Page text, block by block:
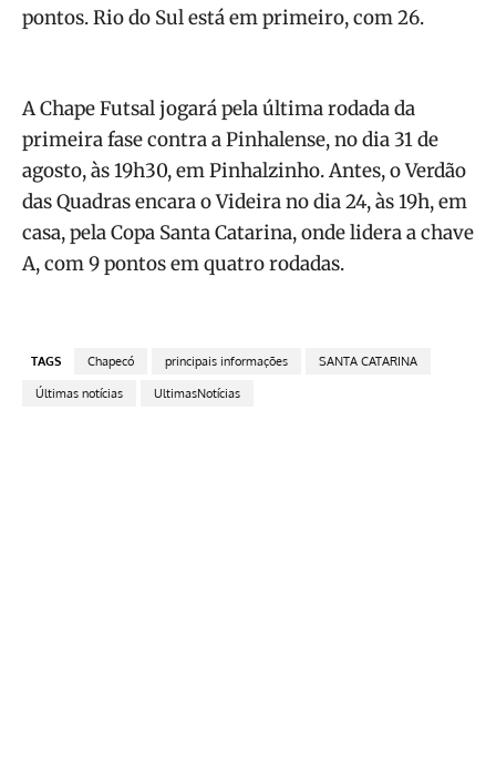
pontos. Rio do Sul está em primeiro, com 26.
A Chape Futsal jogará pela última rodada da
primeira fase contra a Pinhalense, no dia 31 de
agosto, às 19h30, em Pinhalzinho. Antes, o Verdão
das Quadras encara o Videira no dia 24, às 19h, em
casa, pela Copa Santa Catarina, onde lidera a chave
A, com 9 pontos em quatro rodadas.
TAGS Chapecó principais informações SANTA CATARINA
Últimas notícias UltimasNotícias